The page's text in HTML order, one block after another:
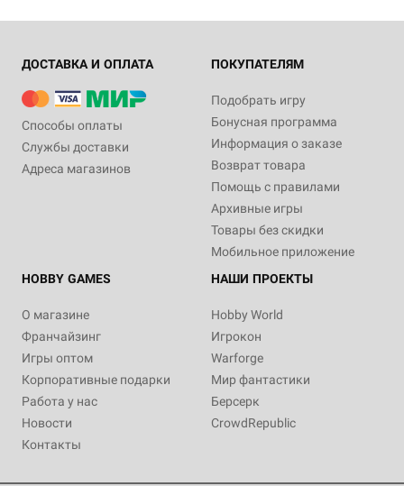
ДОСТАВКА И ОПЛАТА
Способы оплаты
Службы доставки
Адреса магазинов
ПОКУПАТЕЛЯМ
Подобрать игру
Бонусная программа
Информация о заказе
Возврат товара
Помощь с правилами
Архивные игры
Товары без скидки
Мобильное приложение
HOBBY GAMES
О магазине
Франчайзинг
Игры оптом
Корпоративные подарки
Работа у нас
Новости
Контакты
НАШИ ПРОЕКТЫ
Hobby World
Игрокон
Warforge
Мир фантастики
Берсерк
CrowdRepublic